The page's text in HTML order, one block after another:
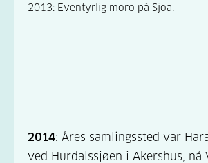
2013: Eventyrlig moro på Sjoa.
2014: Åres samlingssted var
ved Hurdalssjøen i Akershus, nå